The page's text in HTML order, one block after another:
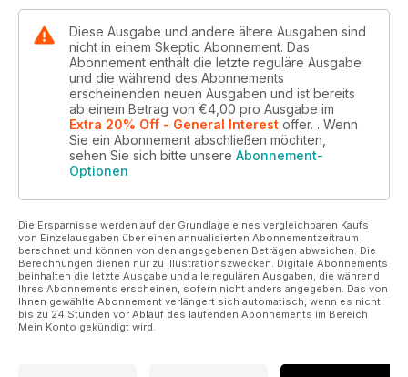
Diese Ausgabe und andere ältere Ausgaben sind
nicht in einem Skeptic Abonnement. Das
Abonnement enthält die letzte reguläre Ausgabe
und die während des Abonnements
erscheinenden neuen Ausgaben und ist bereits
ab einem Betrag von €4,00 pro Ausgabe im
Extra 20% Off - General Interest offer. . Wenn
Sie ein Abonnement abschließen möchten,
sehen Sie sich bitte unsere Abonnement-
Optionen
Die Ersparnisse werden auf der Grundlage eines vergleichbaren Kaufs
von Einzelausgaben über einen annualisierten Abonnementzeitraum
berechnet und können von den angegebenen Beträgen abweichen. Die
Berechnungen dienen nur zu Illustrationszwecken. Digitale Abonnements
beinhalten die letzte Ausgabe und alle regulären Ausgaben, die während
Ihres Abonnements erscheinen, sofern nicht anders angegeben. Das von
Ihnen gewählte Abonnement verlängert sich automatisch, wenn es nicht
bis zu 24 Stunden vor Ablauf des laufenden Abonnements im Bereich
Mein Konto gekündigt wird.